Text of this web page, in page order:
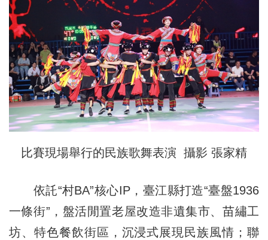
比賽現場舉行的民族歌舞表演 攝影 張家精
依託“村BA”核心IP，臺江縣打造“臺盤1936
一條街”，盤活閒置老屋改造非遺集市、苗繡工
坊、特色餐飲街區，沉浸式展現民族風情；聯